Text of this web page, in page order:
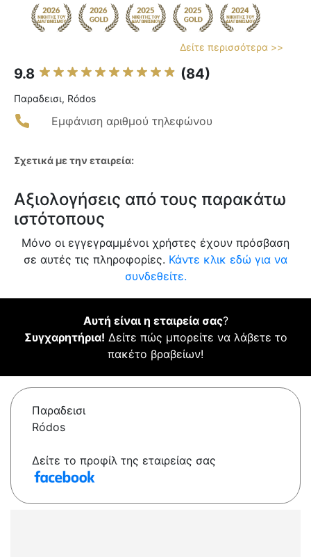
Δείτε περισσότερα >>
9.8 (84)
Παραδεισι, Ródos
Εμφάνιση αριθμού τηλεφώνου
Σχετικά με την εταιρεία:
Αξιολογήσεις από τους παρακάτω
ιστότοπους
Μόνο οι εγγεγραμμένοι χρήστες έχουν πρόσβαση
σε αυτές τις πληροφορίες. Κάντε κλικ εδώ για να
συνδεθείτε.
Αυτή είναι η εταιρεία σας?
Συγχαρητήρια! Δείτε πώς μπορείτε να λάβετε το
πακέτο βραβείων!
Παραδεισι
Ródos
Δείτε το προφίλ της εταιρείας σας